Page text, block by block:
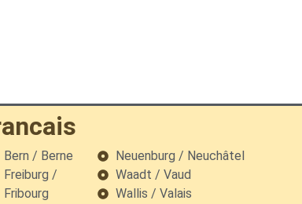
Bern / Berne
Freiburg /
Fribourg
Neuenburg / Neuchâtel
Waadt / Vaud
Wallis / Valais